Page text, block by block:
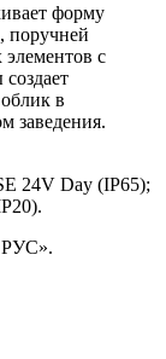
форму
поручней
с
в
заведения.
24V Day (IP65);